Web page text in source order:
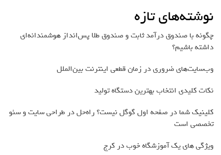
نوشته‌های تازه
چگونه با صندوق درآمد ثابت و صندوق طلا پس‌انداز هوشمندانه‌ای
داشته باشیم؟
وب‌سایت‌های ضروری در زمان قطعی اینترنت بین‌الملل
نکات کلیدی انتخاب بهترین دستگاه تولید
کلینیک شما در صفحه اول گوگل نیست؟ راه‌حل در طراحی سایت و سئو
تخصصی است
ویژگی های یک آموزشگاه خوب در کرج